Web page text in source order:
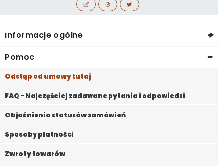
Informacje ogólne +
Pomoc -
Odstąp od umowy tutaj
FAQ - Najczęściej zadawane pytania i odpowiedzi
Objaśnienia statusów zamówień
Sposoby płatności
Zwroty towarów